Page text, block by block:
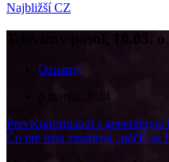
Najbližší CZ
Televízny posol, 10.03.
Oznamy
6 marca, 2024
PrevKonfirmandi s generálnym
Čo pre teba znamená „páčiť sa